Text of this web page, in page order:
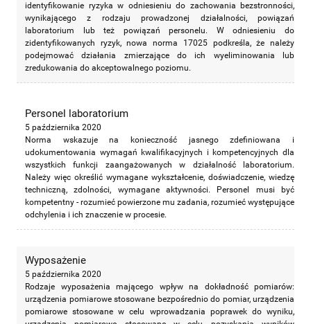
identyfikowanie ryzyka w odniesieniu do zachowania bezstronności,
wynikającego z rodzaju prowadzonej działalności, powiązań
laboratorium lub też powiązań personelu. W odniesieniu do
zidentyfikowanych ryzyk, nowa norma 17025 podkreśla, że należy
podejmować działania zmierzające do ich wyeliminowania lub
zredukowania do akceptowalnego poziomu.
Personel laboratorium
5 października 2020
Norma wskazuje na konieczność jasnego zdefiniowana i
udokumentowania wymagań kwalifikacyjnych i kompetencyjnych dla
wszystkich funkcji zaangażowanych w działalność laboratorium.
Należy więc określić wymagane wykształcenie, doświadczenie, wiedzę
techniczną, zdolności, wymagane aktywności. Personel musi być
kompetentny - rozumieć powierzone mu zadania, rozumieć występujące
odchylenia i ich znaczenie w procesie.
Wyposażenie
5 października 2020
Rodzaje wyposażenia mającego wpływ na dokładność pomiarów:
urządzenia pomiarowe stosowane bezpośrednio do pomiar, urządzenia
pomiarowe stosowane w celu wprowadzania poprawek do wyniku,